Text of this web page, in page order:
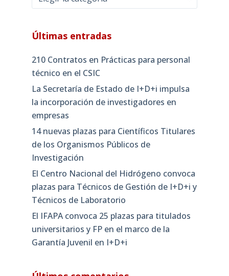
Últimas entradas
210 Contratos en Prácticas para personal
técnico en el CSIC
La Secretaría de Estado de I+D+i impulsa
la incorporación de investigadores en
empresas
14 nuevas plazas para Científicos Titulares
de los Organismos Públicos de
Investigación
El Centro Nacional del Hidrógeno convoca
plazas para Técnicos de Gestión de I+D+i y
Técnicos de Laboratorio
El IFAPA convoca 25 plazas para titulados
universitarios y FP en el marco de la
Garantía Juvenil en I+D+i